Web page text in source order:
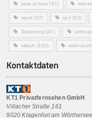
sara schaar (47)
sport (52) spö (53)
Streaming (47)
villach (132)
Kontaktdaten
KT1 Privatfernsehen GmbH
Villacher Straße 161
9020 Klagenfurt am Wörthersee